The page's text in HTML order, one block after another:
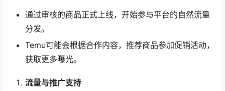
通过审核的商品正式上线，开始参与平台的自然流量
分发。
Temu可能会根据合作内容，推荐商品参加促销活动，
获取更多曝光。
流量与推广支持